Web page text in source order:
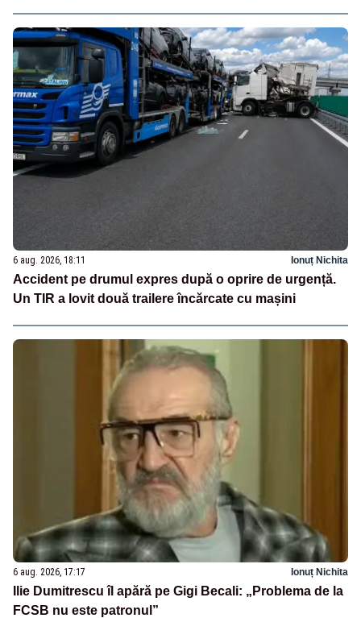
6 aug. 2026, 18:11 Ionuț Nichita
Accident pe drumul expres după o oprire de urgență.
Un TIR a lovit două trailere încărcate cu mașini
6 aug. 2026, 17:17 Ionuț Nichita
Ilie Dumitrescu îl apără pe Gigi Becali: „Problema de la
FCSB nu este patronul”